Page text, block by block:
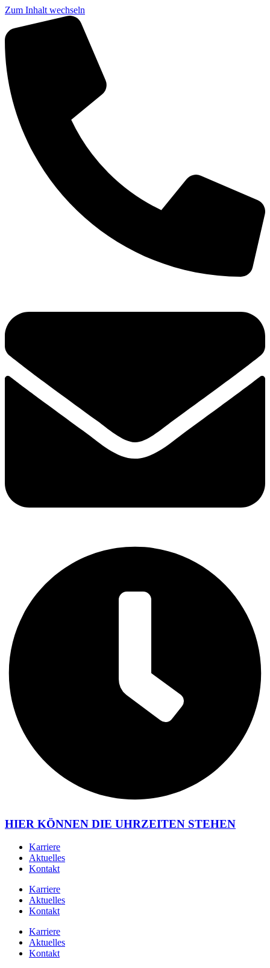
Zum Inhalt wechseln
HIER KÖNNEN DIE UHRZEITEN STEHEN
Karriere
Aktuelles
Kontakt
Karriere
Aktuelles
Kontakt
Karriere
Aktuelles
Kontakt